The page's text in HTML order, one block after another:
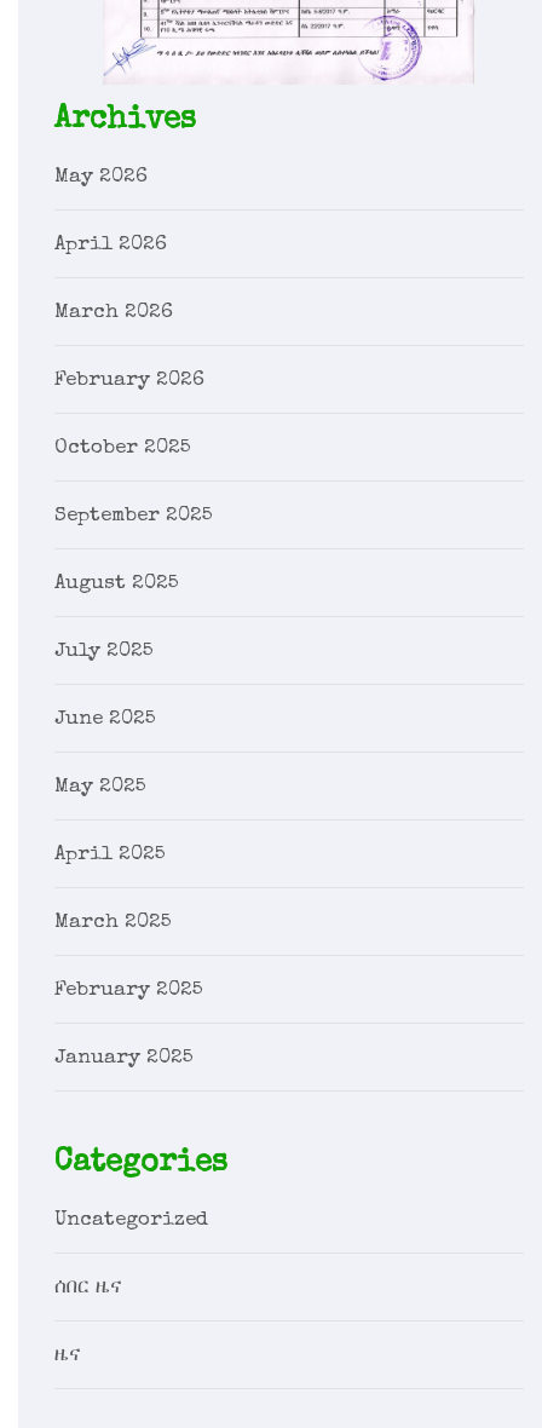
Archives
May 2026
April 2026
March 2026
February 2026
October 2025
September 2025
August 2025
July 2025
June 2025
May 2025
April 2025
March 2025
February 2025
January 2025
Categories
Uncategorized
ሰበር ዜና
ዜና